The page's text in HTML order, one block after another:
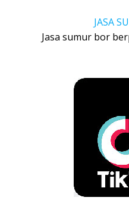
JASA
Jasa sumur bor